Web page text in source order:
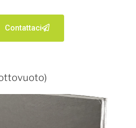
Contattaci